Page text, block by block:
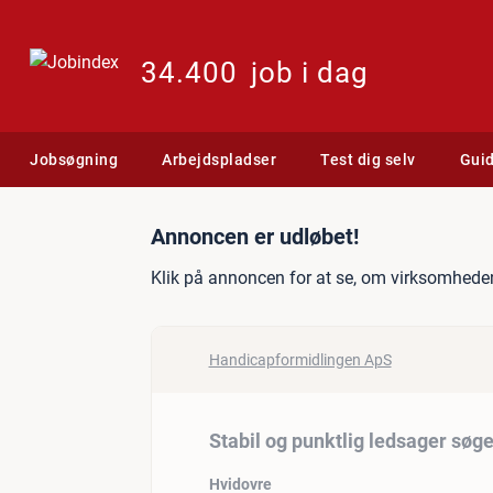
34.400 job i dag
Jobsøgning Arbejdspladser Test dig selv
Jobannonce: Stabil og
Annoncen er udløbet!
Klik på annoncen for at se, om
Handicapformidlingen ApS
Stabil og punktlig ledsager
Hvidovre